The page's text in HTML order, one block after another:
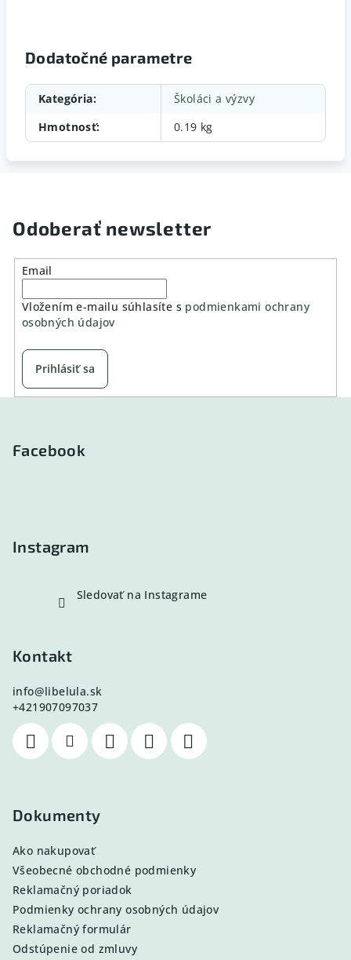
Dodatočné parametre
Kategória:
Školáci a výzvy
Hmotnosť: 0.19 kg
Odoberať newsletter
Email
Vložením e-mailu súhlasíte s podmienkami ochrany
osobných údajov
Prihlásiť sa
Facebook
Instagram
Sledovať na Instagrame
Kontakt
info@libelula.sk
+421907097037
Dokumenty
Ako nakupovať
Všeobecné obchodné podmienky
Reklamačný poriadok
Podmienky ochrany osobných údajov
Reklamačný formulár
Odstúpenie od zmluvy